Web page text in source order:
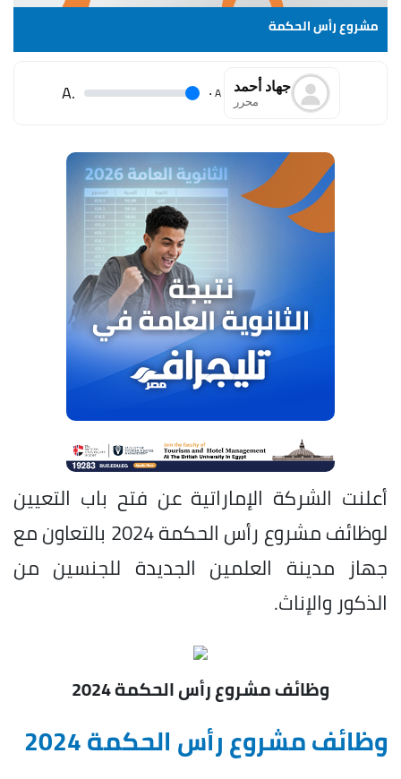
مشروع رأس الحكمة
جهاد أحمد
محرر A
.
.A
أعلنت الشركة الإماراتية عن فتح باب التعيين
لوظائف مشروع رأس الحكمة 2024 بالتعاون مع
جهاز مدينة العلمين الجديدة للجنسين من
الذكور والإناث.
وظائف مشروع رأس الحكمة 2024
وظائف مشروع رأس الحكمة 2024